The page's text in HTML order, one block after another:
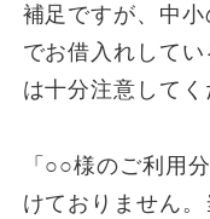
補足ですが、中
でお借入れしてい
は十分注意してく
「○○様のご利用
けておりません